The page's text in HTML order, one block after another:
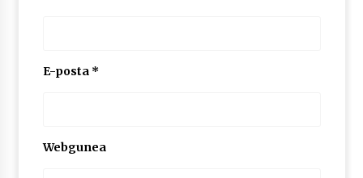
E-posta *
Webgunea